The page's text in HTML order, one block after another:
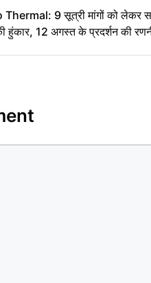
9 सूत्री मांगों को लेकर
हुंकार, 12 अगस्त के प्रदर्शन की